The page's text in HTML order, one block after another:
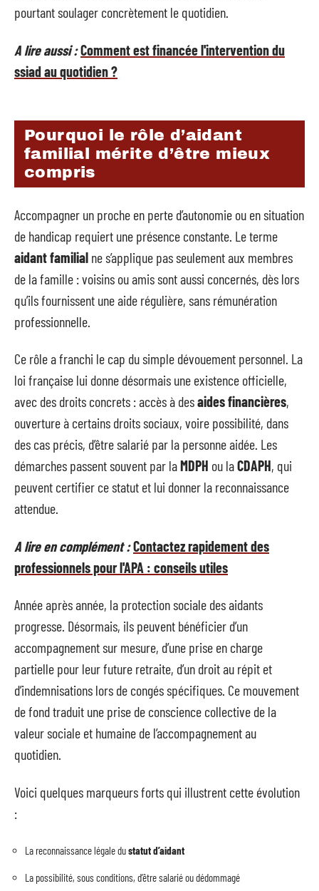
pourtant soulager concrètement le quotidien.
A lire aussi :Comment est financée l'intervention du
ssiad au quotidien ?
Pourquoi le rôle d’aidant
familial mérite d’être mieux
compris
Accompagner un proche en perte d’autonomie ou en situation
de handicap requiert une présence constante. Le terme
aidant familial ne s’applique pas seulement aux membres
de la famille : voisins ou amis sont aussi concernés, dès lors
qu’ils fournissent une aide régulière, sans rémunération
professionnelle.
Ce rôle a franchi le cap du simple dévouement personnel. La
loi française lui donne désormais une existence officielle,
avec des droits concrets : accès à desaides financières,
ouverture à certains droits sociaux, voire possibilité, dans
des cas précis, d’être salarié par la personne aidée. Les
démarches passent souvent par laMDPH ou laCDAPH, qui
peuvent certifier ce statut et lui donner la reconnaissance
attendue.
A lire en complément :Contactez rapidement des
professionnels pour l'APA : conseils utiles
Année après année, la protection sociale des aidants
progresse. Désormais, ils peuvent bénéficier d’un
accompagnement sur mesure, d’une prise en charge
partielle pour leur future retraite, d’un droit au répit et
d’indemnisations lors de congés spécifiques. Ce mouvement
de fond traduit une prise de conscience collective de la
valeur sociale et humaine de l’accompagnement au
quotidien.
Voici quelques marqueurs forts qui illustrent cette évolution
:
La reconnaissance légale dustatut d’aidant
La possibilité, sous conditions, d’être salarié ou dédommagé